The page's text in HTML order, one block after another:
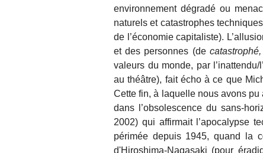
environnement dégradé ou
naturels et catastrophes
de l’économie capitaliste).
et des personnes (de catastrophé,
valeurs du monde, par
au théâtre), fait écho à ce que
Cette fin, à laquelle nous avons pu
dans l’obsolescence du sans-
2002) qui affirmait l’apocalypse
périmée depuis 1945, quand la
d'Hiroshima-Nagasaki (pour